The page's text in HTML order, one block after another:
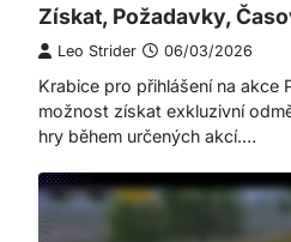
Získat, Požadavky,
Leo Strider 06/03/2026
Krabice pro přihlášení na akce
možnost získat exkluzivní
hry během určených akcí.…